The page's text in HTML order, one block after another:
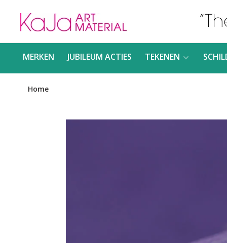
MERKEN JUBILEUM ACTIES TEKENEN
Home